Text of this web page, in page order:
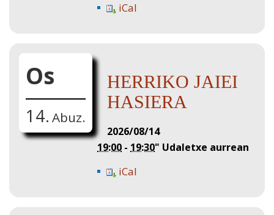
iCal
Os
14. Abuz.
HERRIKO JAIEI
HASIERA
2026/08/14
19:00 - 19:30" Udaletxe aurrean
iCal